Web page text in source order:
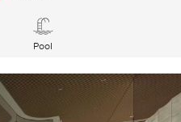
Pool